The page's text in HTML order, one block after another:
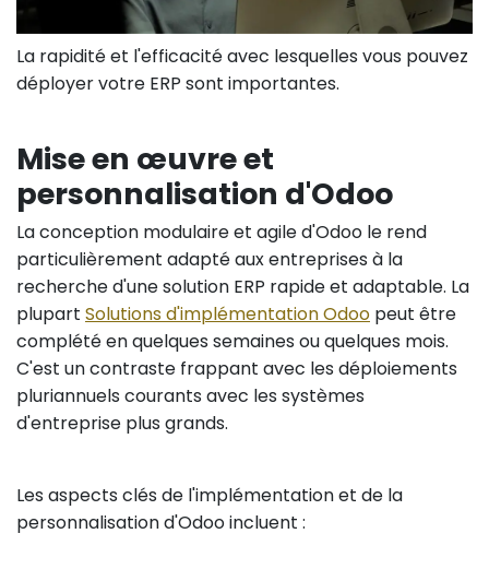
La rapidité et l'efficacité avec lesquelles vous pouvez
déployer votre ERP sont importantes.
Mise en œuvre et
personnalisation d'Odoo
La conception modulaire et agile d'Odoo le rend
particulièrement adapté aux entreprises à la
recherche d'une solution ERP rapide et adaptable. La
plupart Solutions d'implémentation Odoo peut être
complété en quelques semaines ou quelques mois.
C'est un contraste frappant avec les déploiements
pluriannuels courants avec les systèmes
d'entreprise plus grands.
Les aspects clés de l'implémentation et de la
personnalisation d'Odoo incluent :